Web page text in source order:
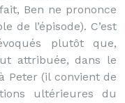
Ben ne prononce
de l’épisode). C’est
plutôt que,
attribuée, dans le
Peter (il convient de
ultérieures du